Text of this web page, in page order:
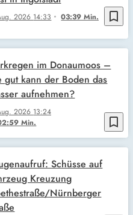
bookmark_border
2026 14:33 03:39 Min.
bookmark_border
2026 13:24
Min.
im Donaumoos –
gut kann der Boden das
aufnehmen?
Schüsse auf
Kreuzung
Nürnberger